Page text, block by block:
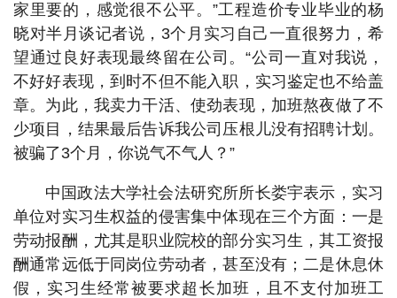
家里要的，感觉很不公平。”工程造价专业毕业的杨
晓对半月谈记者说，3个月实习自己一直很努力，希
望通过良好表现最终留在公司。“公司一直对我说，
不好好表现，到时不但不能入职，实习鉴定也不给盖
章。为此，我卖力干活、使劲表现，加班熬夜做了不
少项目，结果最后告诉我公司压根儿没有招聘计划。
被骗了3个月，你说气不气人？”
中国政法大学社会法研究所所长娄宇表示，实习
单位对实习生权益的侵害集中体现在三个方面：一是
劳动报酬，尤其是职业院校的部分实习生，其工资报
酬通常远低于同岗位劳动者，甚至没有；二是休息休
假，实习生经常被要求超长加班，且不支付加班工